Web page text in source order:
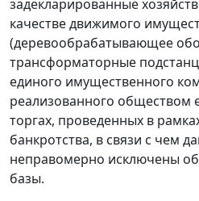
задекларированные
качестве движимого
(деревообрабатывающее
трансформаторные
единого имущественного
реализованного обществом
торгах, проведенных в
банкротства, в связи с чем
неправомерно исключены
базы.